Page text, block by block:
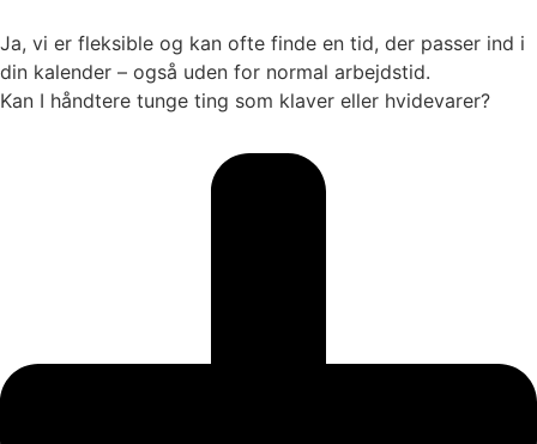
Ja, vi er fleksible og kan ofte finde en tid, der passer ind i
din kalender – også uden for normal arbejdstid.
Kan I håndtere tunge ting som klaver eller hvidevarer?